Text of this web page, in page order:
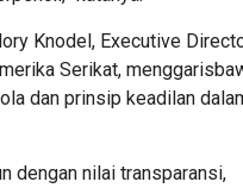
Knodel, Executive
Serikat,
dan prinsip keadilan
dengan nilai transparansi,